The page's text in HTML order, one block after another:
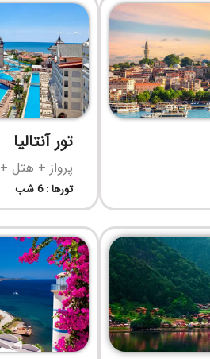
تور آنتالیا
پرواز + هتل
تورها : 6 شب